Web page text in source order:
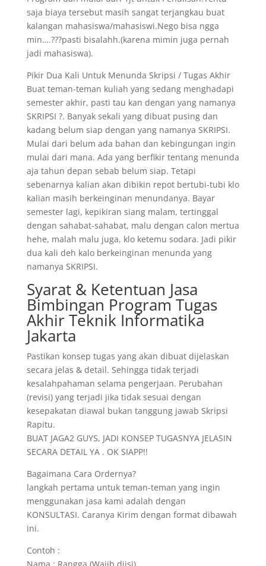
saja biaya tersebut masih sangat terjangkau buat
kalangan mahasiswa/mahasiswi.Nego bisa ngga
min….???pasti bisalahh.(karena mimin juga pernah
jadi mahasiswa).
Pikir Dua Kali Untuk Menunda Skripsi / Tugas Akhir
Buat teman-teman kuliah yang sedang menghadapi
semester akhir, pasti tau kan dengan yang namanya
SKRIPSI ?. Banyak sekali yang dibuat pusing dan
kadang belum siap dengan yang namanya SKRIPSI.
Mulai dari belum ada bahan dan kebingungan ingin
mulai dari mana. Ada yang berfikir tentang menunda
aja tahun depan sebab belum siap. Tetapi
sebenarnya kalian akan dibikin repot bertubi-tubi klo
kalian masih berkeinginan menundanya. Bayar
semester lagi, kepikiran siang malam, tertinggal
dengan sahabat-sahabat, malu dengan calon mertua
hehe, malah malu juga, klo ketemu sodara. Jadi pikir
dua kali deh kalo berkeinginan menunda yang
namanya SKRIPSI.
Syarat & Ketentuan Jasa
Bimbingan Program Tugas
Akhir Teknik Informatika
Jakarta
Pastikan konsep tugas yang akan dibuat dijelaskan
secara jelas & detail. Sehingga tidak terjadi
kesalahpahaman selama pengerjaan. Perubahan
(revisi) yang terjadi jika tidak sesuai dengan
kesepakatan diawal bukan tanggung jawab Skripsi
Rapitu.
BUAT JAGA2 GUYS, JADI KONSEP TUGASNYA JELASIN
SECARA DETAIL YA . OK SIAPP!!
Bagaimana Cara Ordernya?
langkah pertama untuk teman-teman yang ingin
menggunakan jasa kami adalah dengan
KONSULTASI. Caranya Kirim dengan format dibawah
ini.
Contoh :